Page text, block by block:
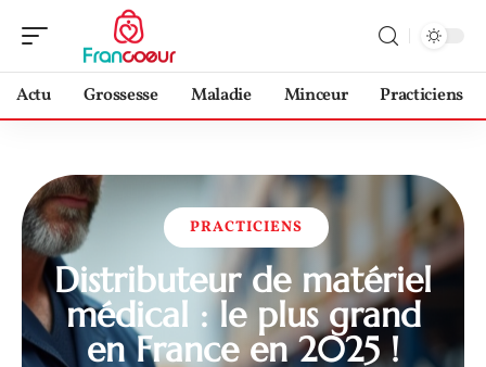
Actu Grossesse Maladie Minceur Practiciens
PRACTICIENS
Distributeur de matériel
médical : le plus grand
en France en 2025 !